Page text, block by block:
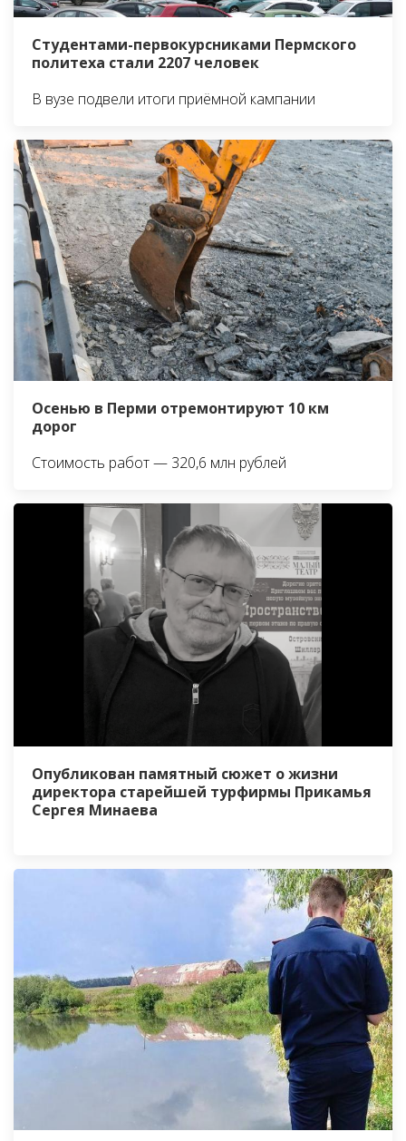
Студентами-первокурсниками Пермского
политеха стали 2207 человек
В вузе подвели итоги приёмной кампании
Осенью в Перми отремонтируют 10 км
дорог
Стоимость работ — 320,6 млн рублей
Опубликован памятный сюжет о жизни
директора старейшей турфирмы Прикамья
Сергея Минаева